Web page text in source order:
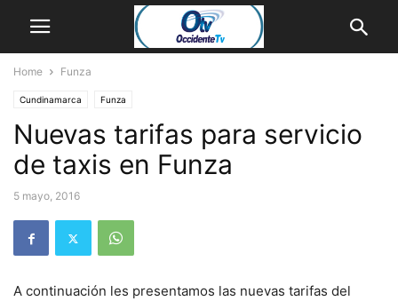
Home Funza
Cundinamarca Funza
Nuevas tarifas para servicio
de taxis en Funza
5 mayo, 2016
A continuación les presentamos las nuevas tarifas del